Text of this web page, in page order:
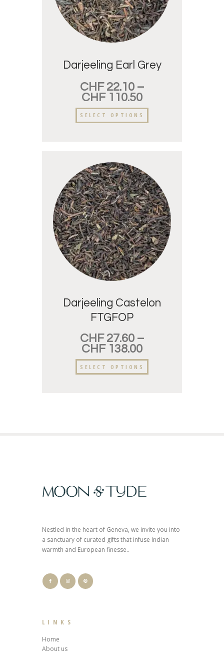
Darjeeling Earl Grey
CHF22.10 –
CHF110.50
SELECT OPTIONS
Darjeeling Castelon
FTGFOP
CHF27.60 –
CHF138.00
SELECT OPTIONS
Nestled in the heart of Geneva, we invite you into
a sanctuary of curated gifts that infuse Indian
warmth and European finesse..
LINKS
Home
About us